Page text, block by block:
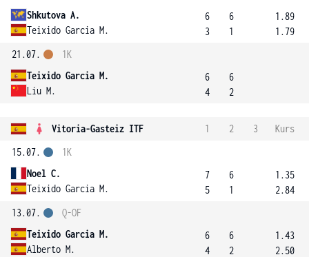
Shkutova A.
Teixido Garcia M.
6
3
6
1
1.89
1.79
21.07.
Teixido Garcia M.
Liu M.
1K
6
4
6
2
Vitoria-Gasteiz ITF 1 2 3
Kurs
15.07.
Noel C.
Teixido Garcia M.
1K
7
5
6
1
1.35
2.84
13.07.
Teixido Garcia M.
Alberto M.
Q-OF
6
4
6
2
1.43
2.50